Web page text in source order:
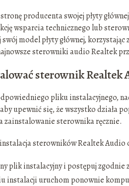
producenta swojej płyty
wsparcia technicznego lub
model płyty głównej,
sterowniki audio Realtek
sterownik Realtek
pliku instalacyjnego,
upewnić się, że wszystko działa
zainstalowanie sterownika ręcznie.
sterowników Realtek Audio
plik instalacyjny i postępuj
instalacji uruchom ponownie